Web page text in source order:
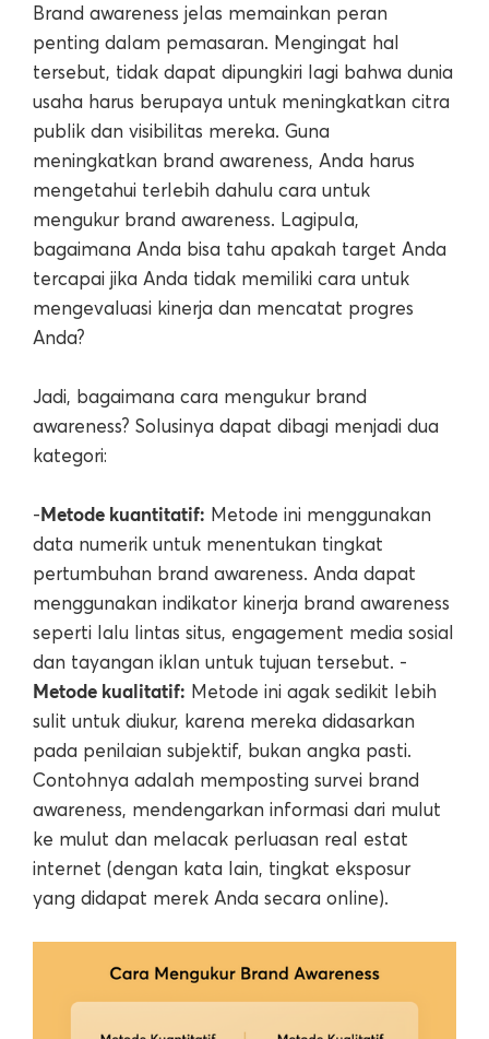
Brand awareness jelas memainkan peran
penting dalam pemasaran. Mengingat hal
tersebut, tidak dapat dipungkiri lagi bahwa dunia
usaha harus berupaya untuk meningkatkan citra
publik dan visibilitas mereka. Guna
meningkatkan brand awareness, Anda harus
mengetahui terlebih dahulu cara untuk
mengukur brand awareness. Lagipula,
bagaimana Anda bisa tahu apakah target Anda
tercapai jika Anda tidak memiliki cara untuk
mengevaluasi kinerja dan mencatat progres
Anda?
Jadi, bagaimana cara mengukur brand
awareness? Solusinya dapat dibagi menjadi dua
kategori:
-Metode kuantitatif: Metode ini menggunakan
data numerik untuk menentukan tingkat
pertumbuhan brand awareness. Anda dapat
menggunakan indikator kinerja brand awareness
seperti lalu lintas situs, engagement media sosial
dan tayangan iklan untuk tujuan tersebut. -
Metode kualitatif: Metode ini agak sedikit lebih
sulit untuk diukur, karena mereka didasarkan
pada penilaian subjektif, bukan angka pasti.
Contohnya adalah memposting survei brand
awareness, mendengarkan informasi dari mulut
ke mulut dan melacak perluasan real estat
internet (dengan kata lain, tingkat eksposur
yang didapat merek Anda secara online).